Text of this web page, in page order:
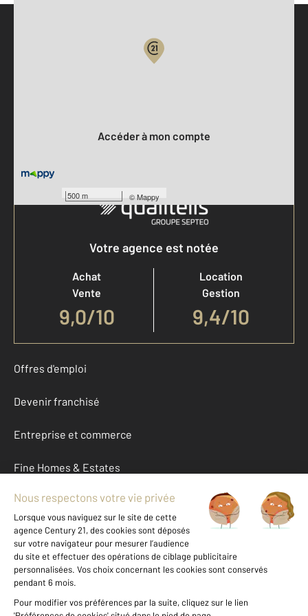
500 m ©Mappy
Accéder à mon compte
Votre agence est notée
Achat
Vente
9,0/10
Location
Gestion
9,4/10
Offres d'emploi
Devenir franchisé
Entreprise et commerce
Fine Homes & Estates
À propos
International
Nous contacter